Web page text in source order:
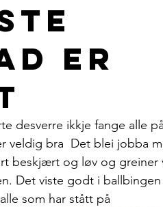
er
desverre ikkje fange alle
veldig bra  Det blei jobba
beskjært og løv og greiner
Det viste godt i
som har stått på